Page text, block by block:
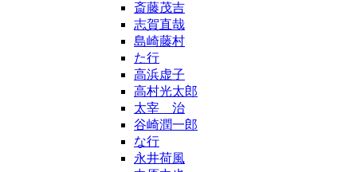
斎藤茂吉
志賀直哉
島崎藤村
た行
高浜虚子
高村光太郎
太宰 治
谷崎潤一郎
な行
永井荷風